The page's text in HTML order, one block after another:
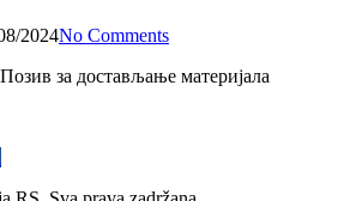
2024No Comments
Позив за достављање материјала